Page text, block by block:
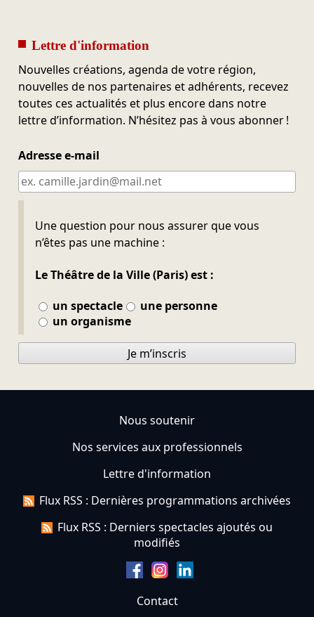
Lettre d'information
Nouvelles créations, agenda de votre région,
nouvelles de nos partenaires et adhérents, recevez
toutes ces actualités et plus encore dans notre
lettre d’information. N’hésitez pas à vous abonner !
Adresse e-mail
Une question pour nous assurer que vous
n’êtes pas une machine :
Le Théâtre de la Ville (Paris) est :
un spectacle
une personne
un organisme
Ne pas remplir
Je m’inscris
Nous soutenir
Nos services aux professionnels
Lettre d'information
Flux RSS : Dernières programmations archivées
Flux RSS : Derniers spectacles ajoutés ou
modifiés
Contact